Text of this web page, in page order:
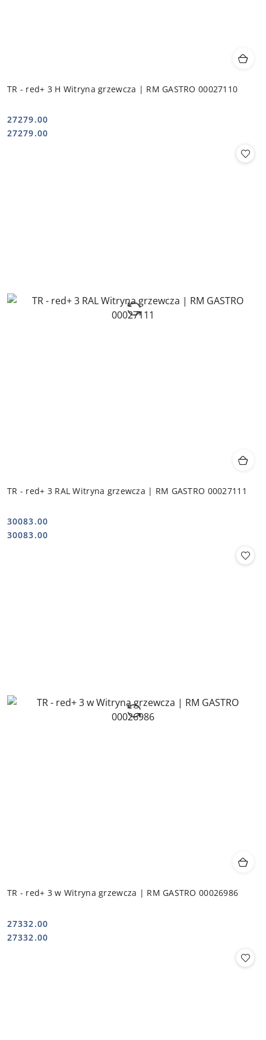
TR - red+ 3 H Witryna grzewcza | RM GASTRO 00027110
Cena:
27279.00
Cena:
27279.00
TR - red+ 3 RAL Witryna grzewcza | RM GASTRO 00027111
Cena:
30083.00
Cena:
30083.00
TR - red+ 3 w Witryna grzewcza | RM GASTRO 00026986
Cena:
27332.00
Cena:
27332.00